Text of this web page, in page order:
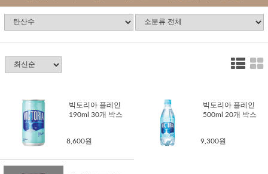
빅토리아 플레인
190ml 30개 박스
8,600원
빅토리아 플레인
500ml 20개 박스
9,300원